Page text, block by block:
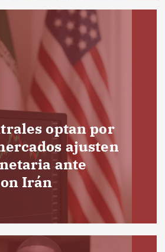
optan por
ajusten
ante
Irán